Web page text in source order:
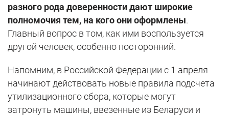
разного рода доверенности дают широкие
полномочия тем, на кого они оформлены.
Главный вопрос в том, как ими воспользуется
другой человек, особенно посторонний.
Напомним, в Российской Федерации с 1 апреля
начинают действовать новые правила подсчета
утилизационного сбора, которые могут
затронуть машины, ввезенные из Беларуси и